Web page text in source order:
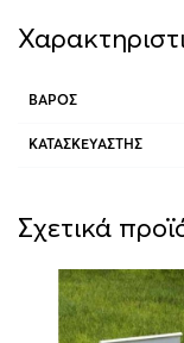
ΒΆΡΟΣ
ΚΑΤΑΣΚΕΥΑΣΤΉΣ
Σχετικά